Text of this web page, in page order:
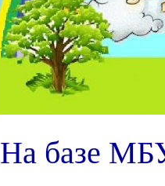
На базе